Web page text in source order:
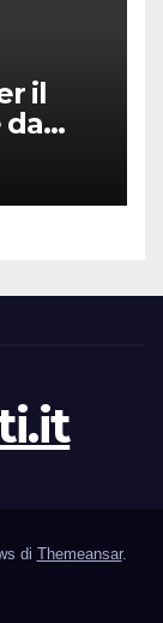
il
da
di Themeansar.